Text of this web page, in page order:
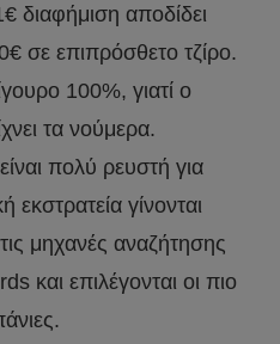
διαφήμιση αποδίδει
σε επιπρόσθετο τζίρο.
100%, γιατί ο
τα νούμερα.
πολύ ρευστή για
εκστρατεία γίνονται
μηχανές αναζήτησης
και επιλέγονται οι πιο